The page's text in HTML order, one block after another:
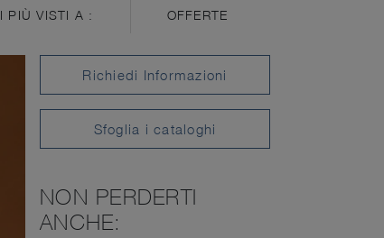
I PIÙ VISTI A : OFFERTE
Richiedi Informazioni
Sfoglia i cataloghi
NON PERDERTI
ANCHE: